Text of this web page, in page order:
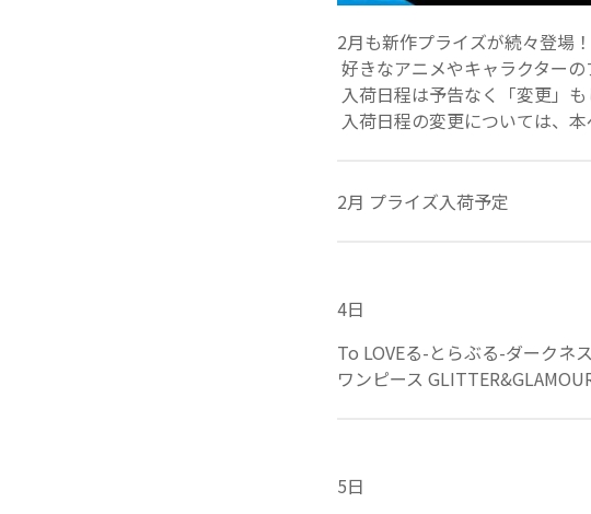
2月も新作プライズが続々登場！
好きなアニメやキャラクター
入荷日程は予告なく「変更」
入荷日程の変更については、
2月 プライズ入荷予定
4日
To LOVEる-とらぶる-ダークネ
ワンピース
5日